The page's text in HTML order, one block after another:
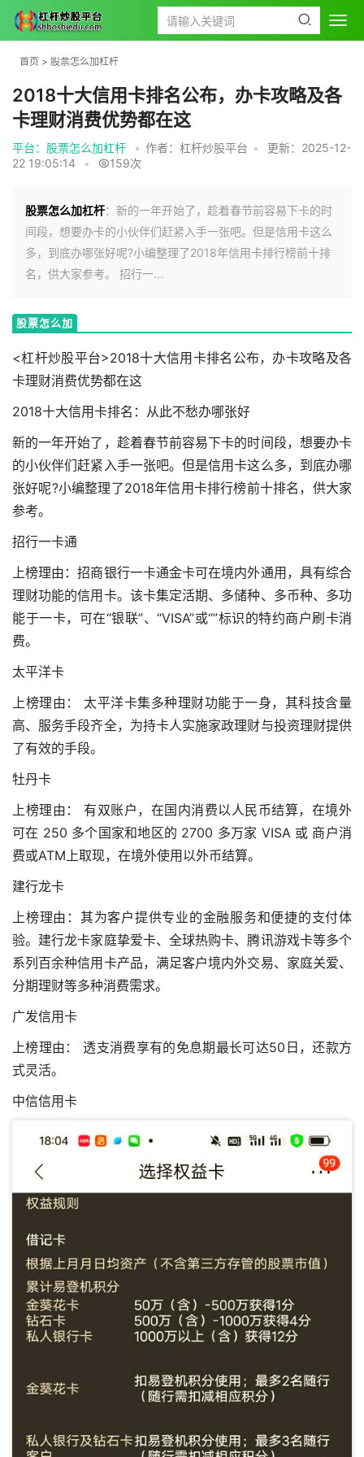
首页 > 股票怎么加杠杆
2018十大信用卡排名公布，办卡攻略及各
卡理财消费优势都在这
平台：股票怎么加杠杆 • 作者：杠杆炒股平台 •
更新：2025-12-
22 19:05:14
• 159次
股票怎么加杠杆：新的一年开始了，趁着春节前容易下卡的时
间段，想要办卡的小伙伴们赶紧入手一张吧。但是信用卡这么
多，到底办哪张好呢?小编整理了2018年信用卡排行榜前十排
名，供大家参考。 招行一...
股票怎么加
<杠杆炒股平台>2018十大信用卡排名公布，办卡攻略及各
卡理财消费优势都在这
2018十大信用卡排名：从此不愁办哪张好
新的一年开始了，趁着春节前容易下卡的时间段，想要办卡
的小伙伴们赶紧入手一张吧。但是信用卡这么多，到底办哪
张好呢?小编整理了2018年信用卡排行榜前十排名，供大家
参考。
招行一卡通
上榜理由：招商银行一卡通金卡可在境内外通用，具有综合
理财功能的信用卡。该卡集定活期、多储种、多币种、多功
能于一卡，可在“银联”、“VISA”或“”标识的特约商户刷卡消
费。
太平洋卡
上榜理由： 太平洋卡集多种理财功能于一身，其科技含量
高、服务手段齐全，为持卡人实施家政理财与投资理财提供
了有效的手段。
牡丹卡
上榜理由： 有双账户，在国内消费以人民币结算，在境外
可在 250 多个国家和地区的 2700 多万家 VISA 或 商户消
费或ATM上取现，在境外使用以外币结算。
建行龙卡
上榜理由：其为客户提供专业的金融服务和便捷的支付体
验。建行龙卡家庭挚爱卡、全球热购卡、腾讯游戏卡等多个
系列百余种信用卡产品，满足客户境内外交易、家庭关爱、
分期理财等多种消费需求。
广发信用卡
上榜理由： 透支消费享有的免息期最长可达50日，还款方
式灵活。
中信信用卡